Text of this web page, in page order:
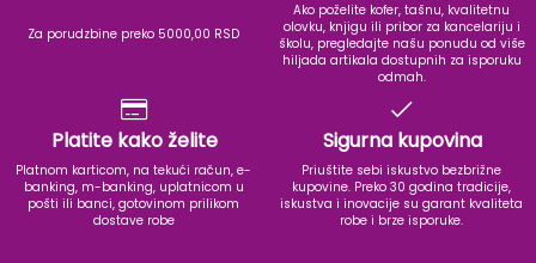
Za porudzbine preko 5000,00 RSD
Ako poželite kofer, tašnu, kvalitetnu
olovku, knjigu ili pribor za kancelariju i
školu, pregledajte našu ponudu od više
hiljada artikala dostupnih za isporuku
odmah.
Platite kako želite
Platnom karticom, na tekući račun, e-
banking, m-banking, uplatnicom u
pošti ili banci, gotovinom prilikom
dostave robe
Sigurna kupovina
Priuštite sebi iskustvo bezbrižne
kupovine. Preko 30 godina tradicije,
iskustva i inovacije su garant kvaliteta
robe i brze isporuke.